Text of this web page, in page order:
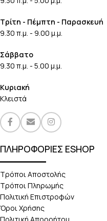
Τρίτη - Πέμπτη - Παρασκευή
9.30 π.μ. - 9.00 μ.μ.
Σάββατο
9.30 π.μ. - 5.00 μ.μ.
Κυριακή
Κλειστά
ΠΛΗΡΟΦΟΡΙΕΣ ESHOP
Τρόποι Αποστολής
Τρόποι Πληρωμής
Πολιτική Επιστροφών
Όροι Χρήσης
Πολιτική Απορρήτου